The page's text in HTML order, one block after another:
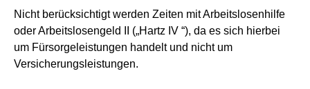
Nicht berücksichtigt werden Zeiten mit Arbeitslosenhilfe
oder Arbeitslosengeld II („Hartz IV “), da es sich hierbei
um Fürsorgeleistungen handelt und nicht um
Versicherungsleistungen.